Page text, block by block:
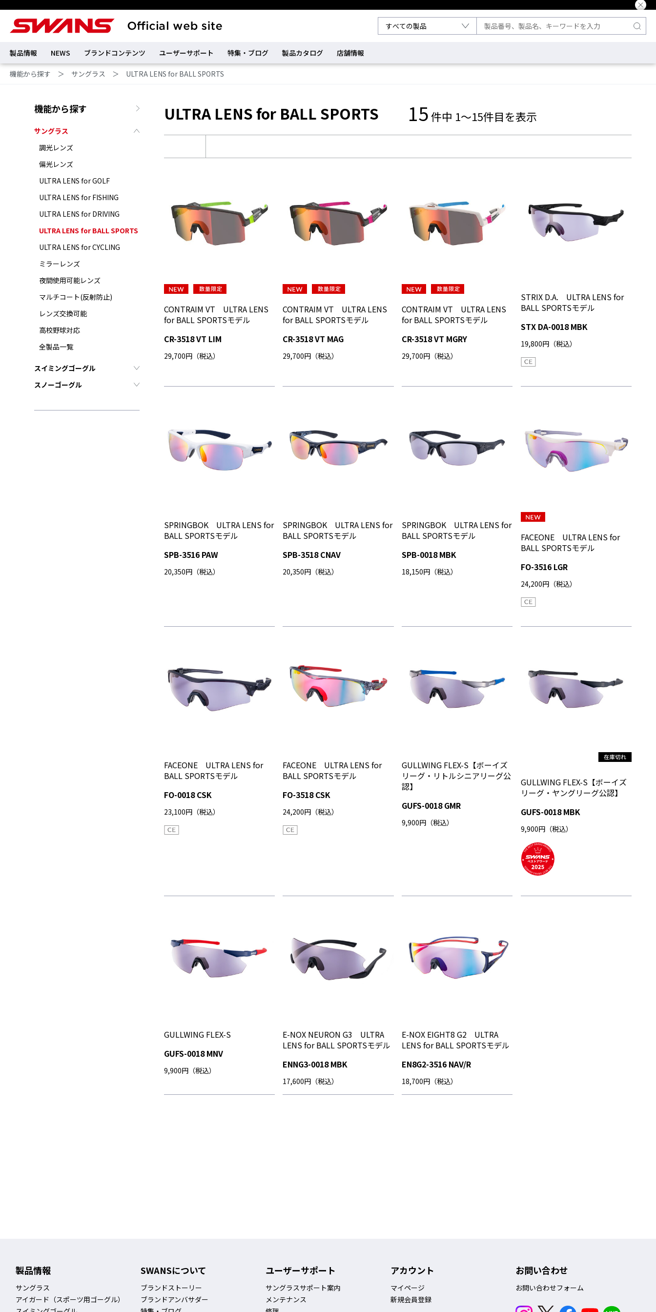
製品情報 NEWS ブランドコンテンツ ユーザーサポート 特集・ブログ 製品カタログ 店舗情報
機能から探す ＞ サングラス ＞ ULTRA LENS for BALL SPORTS
機能から探す
サングラス
調光レンズ
偏光レンズ
ULTRA LENS for GOLF
ULTRA LENS for FISHING
ULTRA LENS for DRIVING
ULTRA LENS for BALL SPORTS
ULTRA LENS for CYCLING
ミラーレンズ
夜間使用可能レンズ
マルチコート(反射防止)
レンズ交換可能
高校野球対応
全製品一覧
スイミングゴーグル
スノーゴーグル
ULTRA LENS for BALL SPORTS 15件中 1～15件目を表示
CONTRAIM VT ULTRA LENS
for BALL SPORTSモデル
CR-3518 VT LIM
29,700円（税込）
CONTRAIM VT ULTRA LENS
for BALL SPORTSモデル
CR-3518 VT MAG
29,700円（税込）
CONTRAIM VT ULTRA LENS
for BALL SPORTSモデル
CR-3518 VT MGRY
29,700円（税込）
STRIX D.A. ULTRA LENS for
BALL SPORTSモデル
STX DA-0018 MBK
19,800円（税込）
SPRINGBOK ULTRA LENS for
BALL SPORTSモデル
SPB-3516 PAW
20,350円（税込）
SPRINGBOK ULTRA LENS for
BALL SPORTSモデル
SPB-3518 CNAV
20,350円（税込）
SPRINGBOK ULTRA LENS for
BALL SPORTSモデル
SPB-0018 MBK
18,150円（税込）
FACEONE ULTRA LENS for
BALL SPORTSモデル
FO-3516 LGR
24,200円（税込）
FACEONE ULTRA LENS for
BALL SPORTSモデル
FO-0018 CSK
23,100円（税込）
FACEONE ULTRA LENS for
BALL SPORTSモデル
FO-3518 CSK
24,200円（税込）
GULLWING FLEX-S【ボーイズ
リーグ・リトルシニアリーグ公
認】
GUFS-0018 GMR
9,900円（税込）
GULLWING FLEX-S【ボーイズ
リーグ・ヤングリーグ公認】
GUFS-0018 MBK
9,900円（税込）
GULLWING FLEX-S
GUFS-0018 MNV
9,900円（税込）
E-NOX NEURON G3 ULTRA
LENS for BALL SPORTSモデル
ENNG3-0018 MBK
17,600円（税込）
E-NOX EIGHT8 G2 ULTRA
LENS for BALL SPORTSモデル
EN8G2-3516 NAV/R
18,700円（税込）
製品情報
サングラス
アイガード（スポーツ用ゴーグル）
SWANSについて
ブランドストーリー
ブランドアンバサダー
ユーザーサポート
サングラスサポート案内
メンテナンス
アカウント
マイページ
新規会員登録
お問い合わせ
お問い合わせフォーム